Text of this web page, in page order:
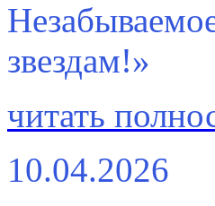
звездам!»
читать
10.04.2026